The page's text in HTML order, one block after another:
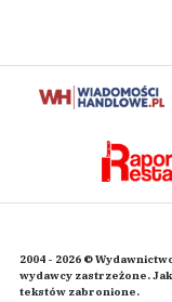
2004 - 2026 ©
wydawcy zastrzeżone.
tekstów zabronione.